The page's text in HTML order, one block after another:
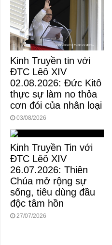
Kinh Truyền tin với
ĐTC Lêô XIV
02.08.2026: Đức Kitô
thực sự làm no thỏa
cơn đói của nhân loại
03/08/2026
Kinh Truyền Tin với
ĐTC Lêô XIV
26.07.2026: Thiên
Chúa mở rộng sự
sống, tiêu dùng đầu
độc tâm hồn
27/07/2026